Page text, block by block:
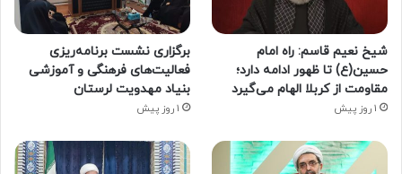
شیخ نعیم قاسم: راه امام
حسین(ع) تا ظهور ادامه دارد؛
مقاومت از کربلا الهام می‌گیرد
1 روز پیش
برگزاری نشست برنامه‌ریزی
فعالیت‌های فرهنگی و آموزشی
بنیاد مهدویت لرستان
1 روز پیش